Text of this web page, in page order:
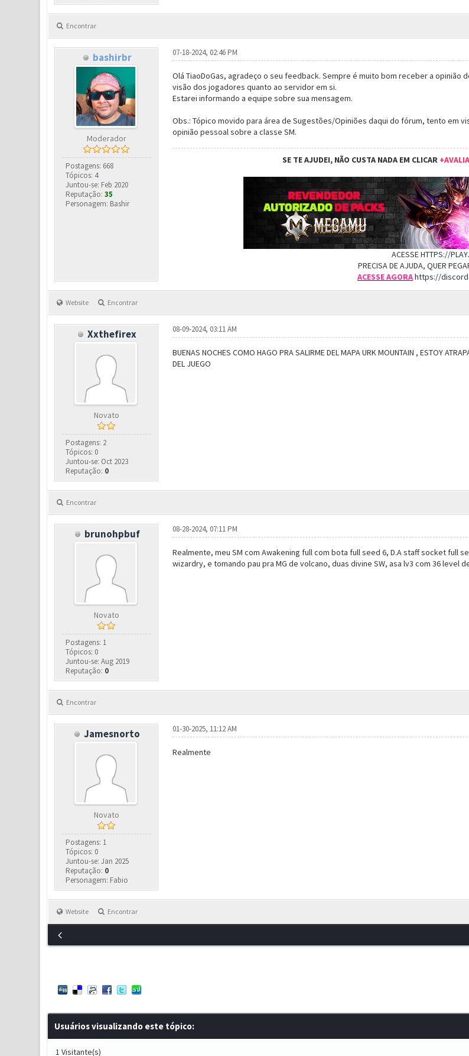
Encontrar
bashirbr
Moderador
Postagens: 668
Tópicos: 4
Juntou-se: Feb 2020
Reputação:35
Personagem: Bashir
07-18-2024, 02:46 PM
Olá TiaoDoGas, agradeço o seu feedback. Sempre é muito bom receber a
visão dos jogadores quanto ao servidor em si.
Estarei informando a equipe sobre sua mensagem.
Obs.: Tópico movido para área de Sugestões/Opiniões daqui do fórum, tento em
opinião pessoal sobre a classe SM.
SE TE AJUDEI, NÃO CUSTA NADA EM CLICAR
ACESSEHTTPS://
PRECISA DE AJUDA, QUER
ACESSE AGORAhttps://
Website Encontrar
Xxthefirex
Novato
Postagens: 2
Tópicos: 0
Juntou-se: Oct 2023
Reputação: 0
08-09-2024, 03:11 AM
BUENAS NOCHES COMO HAGO PRA SALIRME DEL MAPA URK MOUNTAIN , ESTOY
DEL JUEGO
Encontrar
brunohpbuf
Novato
Postagens: 1
Tópicos: 0
Juntou-se: Aug 2019
Reputação: 0
08-28-2024, 07:11 PM
Realmente, meu SM com Awakening full com bota full seed 6, D.A staff socket full
wizardry, e tomando pau pra MG de volcano, duas divine SW, asa lv3 com 36 level
Encontrar
Jamesnorto
Novato
Postagens: 1
Tópicos: 0
Juntou-se: Jan 2025
Reputação: 0
Personagem: Fabio
01-30-2025, 11:12 AM
Realmente
Website Encontrar
Usuários visualizando este tópico:
1 Visitante(s)